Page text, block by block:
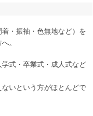
・振袖・色無地など）を
。
式・卒業式・成人式など
いという方がほとんどで